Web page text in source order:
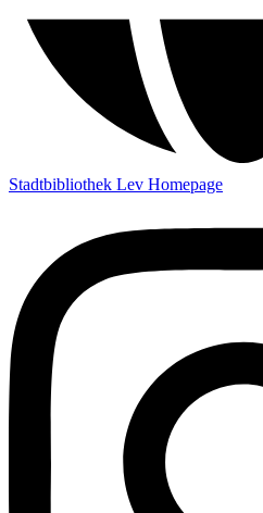
Stadtbibliothek Lev Homepage